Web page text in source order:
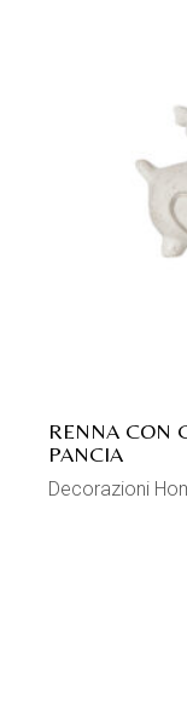
RENNA CON
PANCIA
Decorazioni